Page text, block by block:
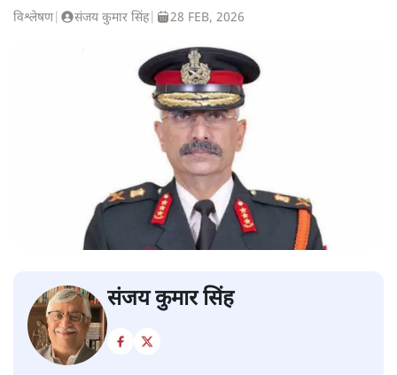
विश्लेषण| संजय कुमार सिंह| 28 FEB, 2026
संजय कुमार सिंह